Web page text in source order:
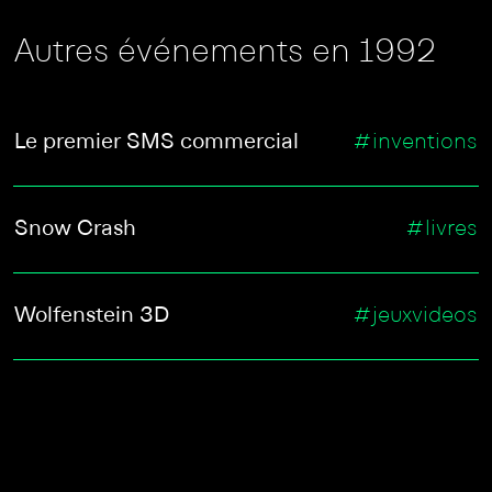
Autres événements en 1992
Le premier SMS commercial #inventions
Snow Crash #livres
Wolfenstein 3D #jeuxvideos